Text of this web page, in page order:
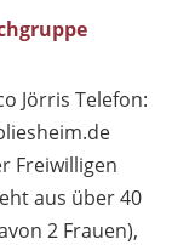
Jörris Telefon:
Freiwilligen
aus über 40
2 Frauen),